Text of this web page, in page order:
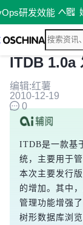
研发效能
ITDB 1.0a
编辑:红薯
2010-12-19
0
ITDB是一款基
统，主要用于
本次主要发行
的增加。其中
管理功能增强
树形数据库浏